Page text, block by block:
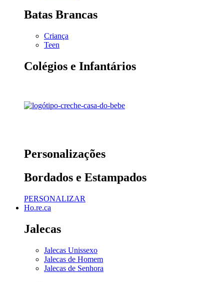
Batas Brancas
Criança
Teen
Colégios e Infantários
Personalizações
Bordados e Estampados
PERSONALIZAR
Ho.re.ca
Jalecas
Jalecas Unissexo
Jalecas de Homem
Jalecas de Senhora